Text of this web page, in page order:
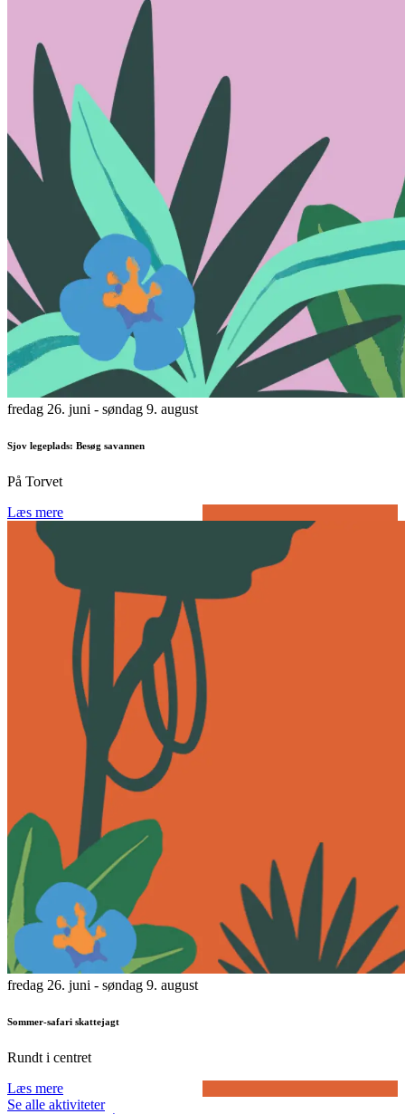
fredag 26. juni - søndag 9. august
Sjov legeplads: Besøg savannen
På Torvet
Læs mere
fredag 26. juni - søndag 9. august
Sommer-safari skattejagt
Rundt i centret
Læs mere
Se alle aktiviteter